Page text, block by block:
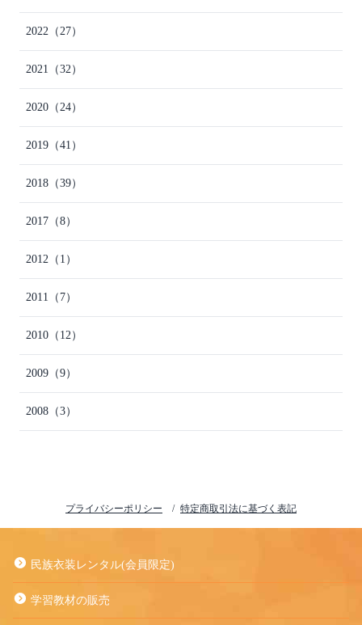
2022 （27）
2021 （32）
2020 （24）
2019 （41）
2018 （39）
2017 （8）
2012 （1）
2011 （7）
2010 （12）
2009 （9）
2008 （3）
プライバシーポリシー 特定商取引法に基づく表記
民族衣装レンタル(会員限定)
学習教材の販売